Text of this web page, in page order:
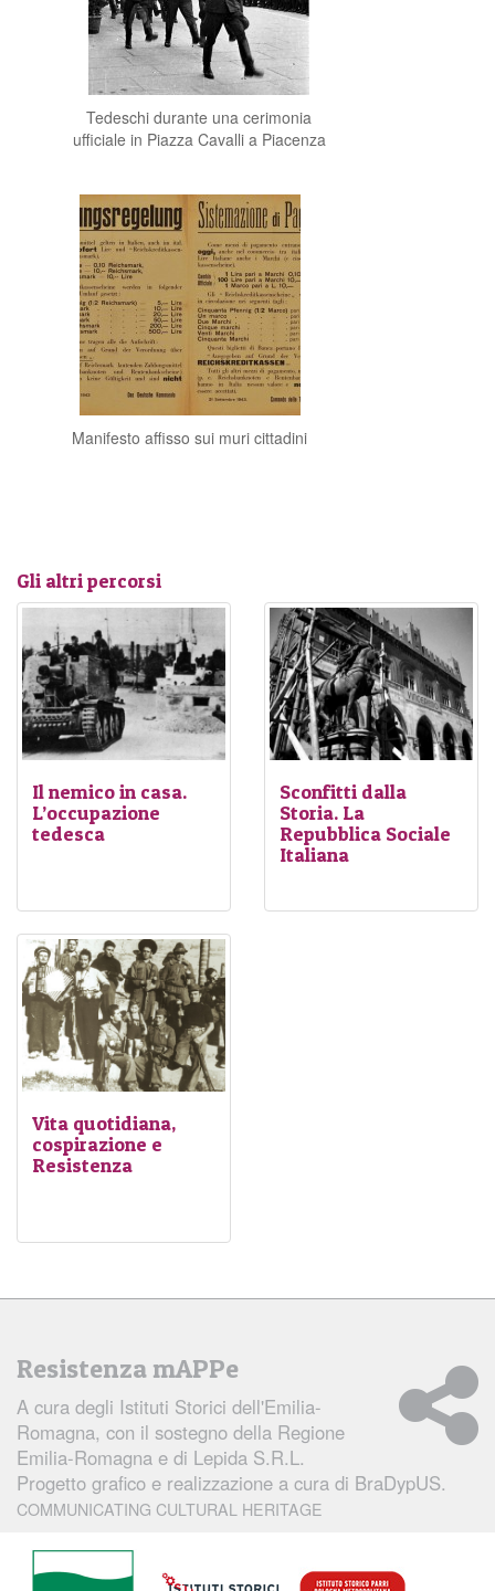
Tedeschi durante una cerimonia
ufficiale in Piazza Cavalli a Piacenza
Manifesto affisso sui muri cittadini
Gli altri percorsi
Il nemico in casa.
L’occupazione
tedesca
occupazione tedesca
stanziata nelle tre
province di Piacenza,
Parma e Reggio Emilia.
Oltre a mantenere il
controllo del territorio,
partecipavano e
coordinavano le azioni più
estese con contingenti
collaborazionisti fascisti.
Sconfitti dalla
Storia. La
Repubblica Sociale
Italiana
repubblicano, nato sulla
Vita quotidiana,
cospirazione e
Resistenza
strategicasia per i
repressione
nazifascista sul
territorio.
Resistenza mAPPe
A cura degli Istituti Storici dell'Emilia-
Romagna, con il sostegno della Regione
Emilia-Romagna e di Lepida S.R.L.
Progetto grafico e realizzazione a cura di BraDypUS.
COMMUNICATING CULTURAL HERITAGE